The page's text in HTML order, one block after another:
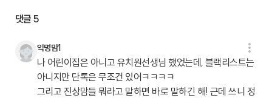
댓글5
익명맘1
나 어린이집은 아니고 유치원선생님 했었는데, 블랙리스트는
아니지만 단톡은 무조건 있어ㅋㅋㅋㅋ
그리고 진상맘들 뭐라고 말하면 바로 말하긴 해! 근데 쓰니 정